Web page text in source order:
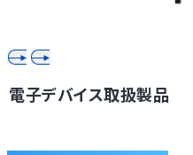
電子デバイス取扱製品